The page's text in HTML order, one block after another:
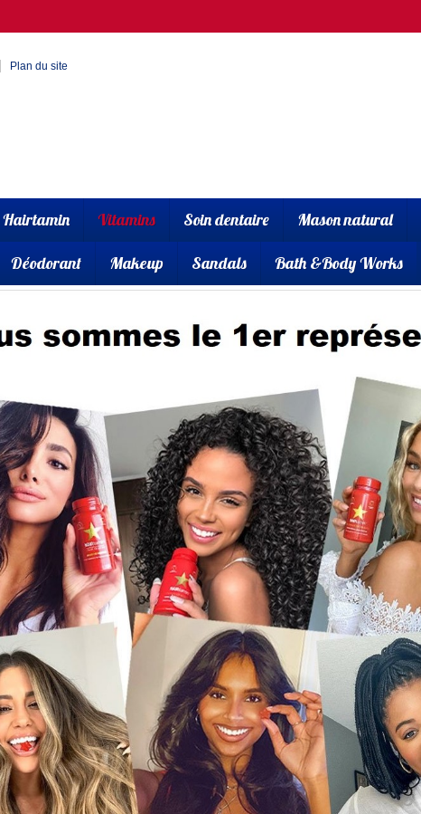
Plan du site
Hairtamin Vitamins Soin dentaire Mason natural
Déodorant Makeup Sandals Bath &Body Works